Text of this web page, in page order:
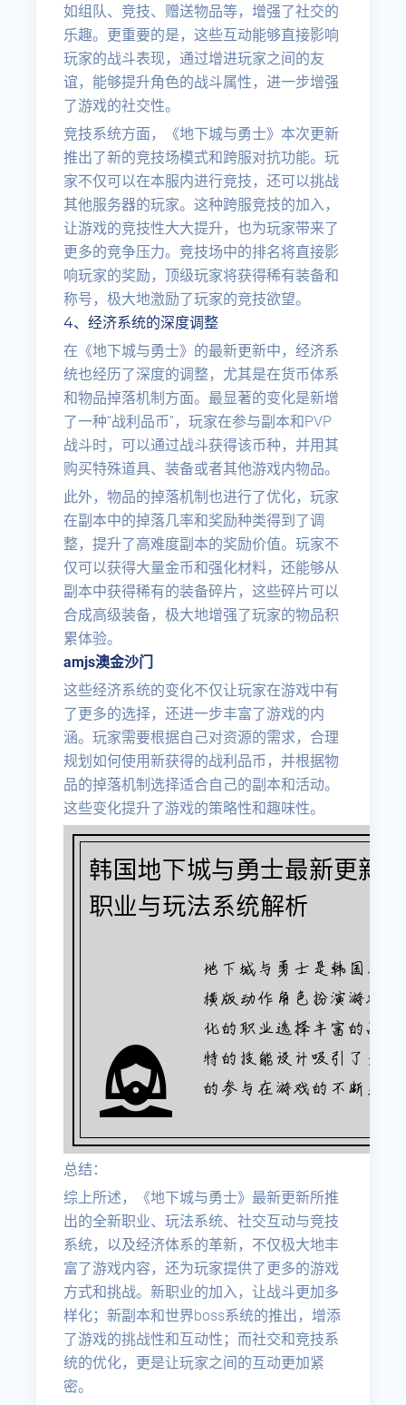
如组队、竞技、赠送物品等，增强了社交的
乐趣。更重要的是，这些互动能够直接影响
玩家的战斗表现，通过增进玩家之间的友
谊，能够提升角色的战斗属性，进一步增强
了游戏的社交性。
竞技系统方面，《地下城与勇士》本次更新
推出了新的竞技场模式和跨服对抗功能。玩
家不仅可以在本服内进行竞技，还可以挑战
其他服务器的玩家。这种跨服竞技的加入，
让游戏的竞技性大大提升，也为玩家带来了
更多的竞争压力。竞技场中的排名将直接影
响玩家的奖励，顶级玩家将获得稀有装备和
称号，极大地激励了玩家的竞技欲望。
4、经济系统的深度调整
在《地下城与勇士》的最新更新中，经济系
统也经历了深度的调整，尤其是在货币体系
和物品掉落机制方面。最显著的变化是新增
了一种“战利品币”，玩家在参与副本和PVP
战斗时，可以通过战斗获得该币种，并用其
购买特殊道具、装备或者其他游戏内物品。
此外，物品的掉落机制也进行了优化，玩家
在副本中的掉落几率和奖励种类得到了调
整，提升了高难度副本的奖励价值。玩家不
仅可以获得大量金币和强化材料，还能够从
副本中获得稀有的装备碎片，这些碎片可以
合成高级装备，极大地增强了玩家的物品积
累体验。
amjs澳金沙门
这些经济系统的变化不仅让玩家在游戏中有
了更多的选择，还进一步丰富了游戏的内
涵。玩家需要根据自己对资源的需求，合理
规划如何使用新获得的战利品币，并根据物
品的掉落机制选择适合自己的副本和活动。
这些变化提升了游戏的策略性和趣味性。
总结：
综上所述，《地下城与勇士》最新更新所推
出的全新职业、玩法系统、社交互动与竞技
系统，以及经济体系的革新，不仅极大地丰
富了游戏内容，还为玩家提供了更多的游戏
方式和挑战。新职业的加入，让战斗更加多
样化；新副本和世界boss系统的推出，增添
了游戏的挑战性和互动性；而社交和竞技系
统的优化，更是让玩家之间的互动更加紧
密。